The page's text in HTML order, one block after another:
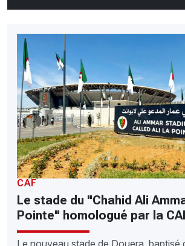
CAF
Le stade du "Chahid Ali
Pointe" homologué par la
Le nouveau stade de Douera, baptisé